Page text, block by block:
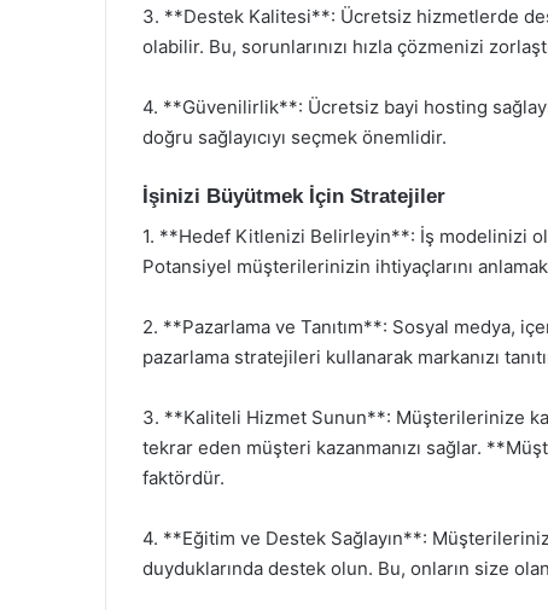
3. **Destek Kalitesi**: Ücretsiz hizmetlerde
olabilir. Bu, sorunlarınızı hızla çözmenizi
4. **Güvenilirlik**: Ücretsiz bayi hosting
doğru sağlayıcıyı seçmek önemlidir.
İşinizi Büyütmek İçin Stratejiler
1. **Hedef Kitlenizi Belirleyin**: İş modelinizi
Potansiyel müşterilerinizin ihtiyaçlarını
2. **Pazarlama ve Tanıtım**: Sosyal medya,
pazarlama stratejileri kullanarak markanızı
3. **Kaliteli Hizmet Sunun**: Müşterilerinize
tekrar eden müşteri kazanmanızı sağlar.
faktördür.
4. **Eğitim ve Destek Sağlayın**:
duyduklarında destek olun. Bu, onların size